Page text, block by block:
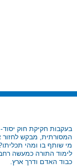
בעקבות חקיקת חוק יסוד-
המסורתית, מבקש לחזור
מי שותף בו ומהי
לימוד התורה כמעשה
כבוד האדם ודרך ארץ.